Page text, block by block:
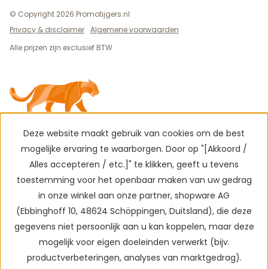
© Copyright 2026 Promotijgers.nl
Privacy & disclaimer Algemene voorwaarden
Alle prijzen zijn exclusief BTW
Deze website maakt gebruik van cookies om de best
mogelijke ervaring te waarborgen. Door op "[Akkoord /
Alles accepteren / etc.]" te klikken, geeft u tevens
toestemming voor het openbaar maken van uw gedrag
in onze winkel aan onze partner, shopware AG
(Ebbinghoff 10, 48624 Schöppingen, Duitsland), die deze
gegevens niet persoonlijk aan u kan koppelen, maar deze
mogelijk voor eigen doeleinden verwerkt (bijv.
productverbeteringen, analyses van marktgedrag).